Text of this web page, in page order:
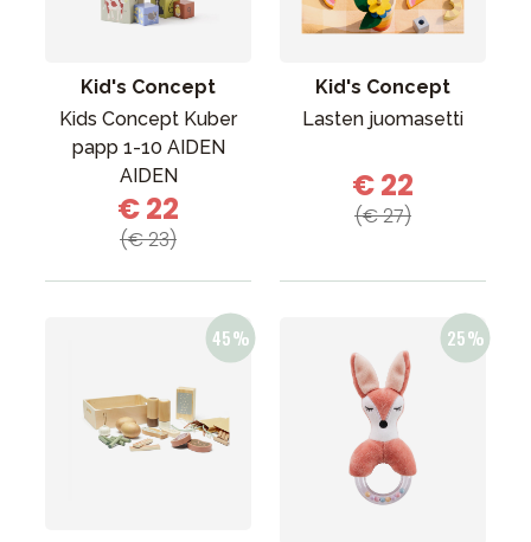
Kid's Concept
Kids Concept Kuber
papp 1-10 AIDEN
AIDEN
€ 22
(€ 23)
Kid's Concept
Lasten juomasetti
€ 22
(€ 27)